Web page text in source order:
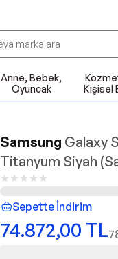
Anne, Bebek,
Oyuncak
Kişisel
Samsung Galaxy
Titanyum Siyah
Sepette İndirim
74.872,00 TL